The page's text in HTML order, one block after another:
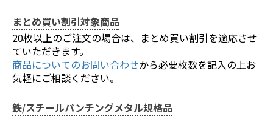
まとめ買い割引対象商品
20枚以上のご注文の場合は、まとめ買い割引を適応させ
ていただきます。
商品についてのお問い合わせから必要枚数を記入の上お
気軽にご相談ください。
鉄/スチールパンチングメタル規格品